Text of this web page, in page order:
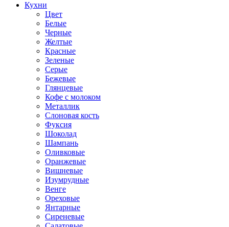
Кухни
Цвет
Белые
Черные
Желтые
Красные
Зеленые
Серые
Бежевые
Глянцевые
Кофе с молоком
Металлик
Слоновая кость
Фуксия
Шоколад
Шампань
Оливковые
Оранжевые
Вишневые
Изумрудные
Венге
Ореховые
Янтарные
Сиреневые